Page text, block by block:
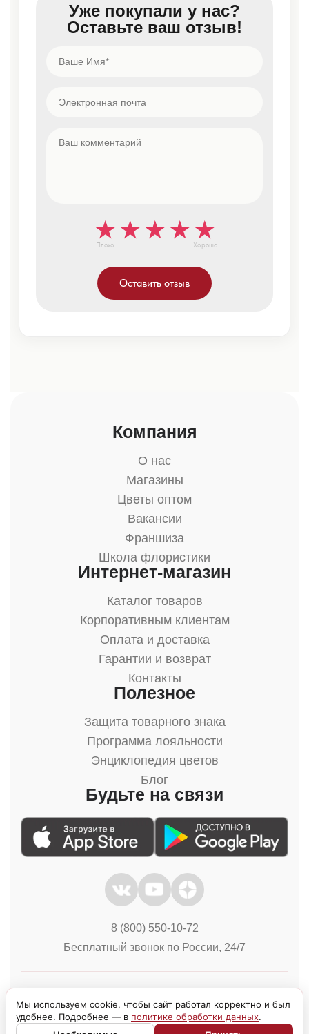
Уже покупали у нас?
Оставьте ваш отзыв!
Плохо Хорошо
Оставить отзыв
Компания
О нас
Магазины
Цветы оптом
Вакансии
Франшиза
Школа флористики
Интернет-магазин
Каталог товаров
Корпоративным клиентам
Оплата и доставка
Гарантии и возврат
Контакты
Полезное
Защита товарного знака
Программа лояльности
Энциклопедия цветов
Блог
Будьте на связи
8 (800) 550-10-72
Бесплатный звонок по России, 24/7
Мы используем cookie, чтобы сайт работал корректно и был
удобнее. Подробнее — в политике обработки данных.